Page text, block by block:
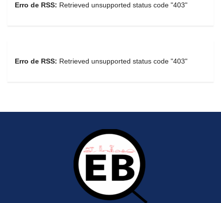
Erro de RSS: Retrieved unsupported status code "403"
Erro de RSS: Retrieved unsupported status code "403"